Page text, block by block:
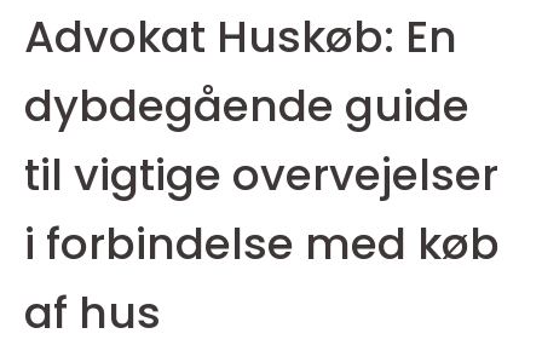
Advokat Huskøb: En
dybdegående guide
til vigtige overvejelser
i forbindelse med køb
af hus